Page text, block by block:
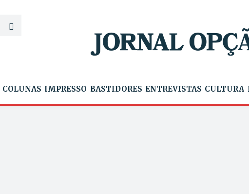
COLUNAS IMPRESSO BASTIDORES ENTREVISTAS CULTURA